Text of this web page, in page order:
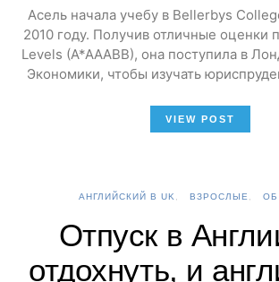
Асель начала учебу в Bellerbys
2010 году. Получив отличные оценки
Levels (A*AAABB), она поступила в
Экономики, чтобы изучать
VIEW POST
АНГЛИЙСКИЙ В UK ВЗРОСЛЫЕ ОБ
Отпуск в
отдохнуть, и